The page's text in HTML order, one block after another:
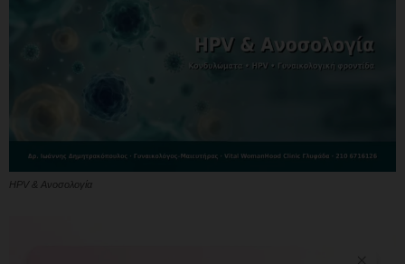
HPV & Ανοσολογία